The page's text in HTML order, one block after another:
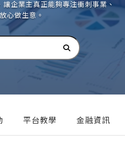
登入
企業主真正能夠專注衝刺事業、
心做生意。
平台教學 金融資訊